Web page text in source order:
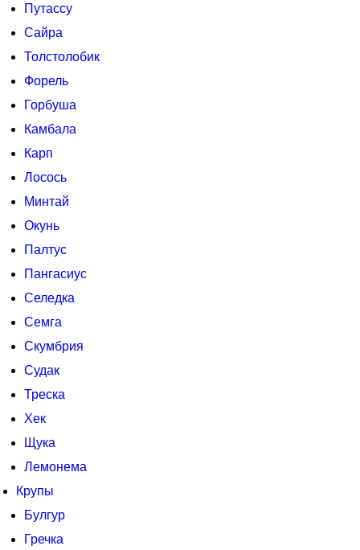
Путассу
Сайра
Толстолобик
Форель
Горбуша
Камбала
Карп
Лосось
Минтай
Окунь
Палтус
Пангасиус
Селедка
Семга
Скумбрия
Судак
Треска
Хек
Щука
Лемонема
Крупы
Булгур
Гречка